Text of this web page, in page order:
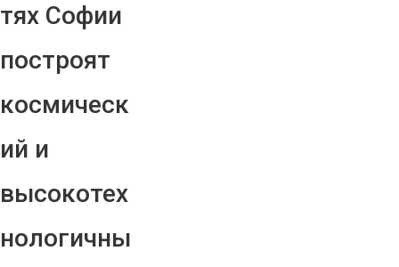
тях Софии
построят
космическ
ий и
высокотех
нологичны